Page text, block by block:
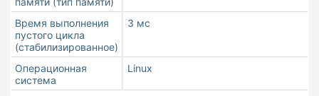
Время выполнения
пустого цикла
(стабилизированное)
3 мс
Операционная
система
Linux